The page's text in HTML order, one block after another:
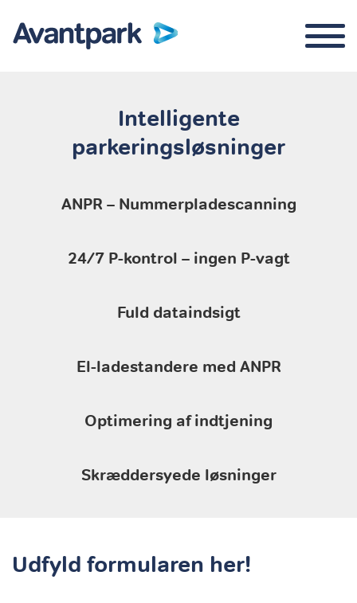
Intelligente
parkeringsløsninger
ANPR – Nummerpladescanning
24/7 P-kontrol – ingen P-vagt
Fuld dataindsigt
El-ladestandere med ANPR
Optimering af indtjening
Skræddersyede løsninger
Udfyld formularen her!
Om os